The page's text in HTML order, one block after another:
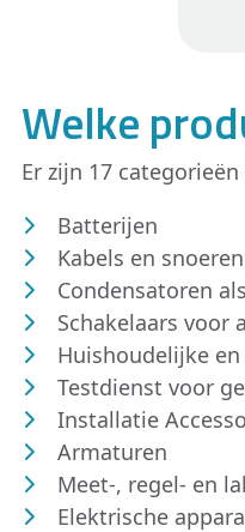
Welke
Er zijn 17
Batterijen
Kabels en snoeren
Condensatoren
Schakelaars
Huishoudelijke
Testdienst voor
Installatie
Armaturen
Meet-, regel- en
Elektrische